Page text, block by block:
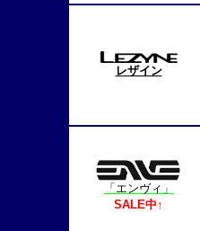
レザイン
「エンヴィ」
SALE中↑